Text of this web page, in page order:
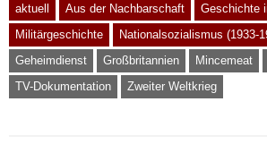
aktuell Aus der Nachbarschaft
Geschichte
Militärgeschichte
Nationalsozialismus (1933-
Geheimdienst
Großbritannien Mincemeat
TV-Dokumentation
Zweiter Weltkrieg